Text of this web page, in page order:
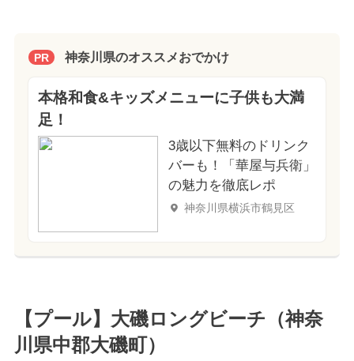
PR 神奈川県のオススメおでかけ
本格和食&キッズメニューに子供も大満
足！
3歳以下無料のドリンク
バーも！「華屋与兵衛」
の魅力を徹底レポ
神奈川県横浜市鶴見区
【プール】大磯ロングビーチ（神奈
川県中郡大磯町）